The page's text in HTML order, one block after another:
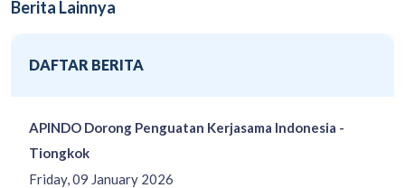
Berita Lainnya
DAFTAR BERITA
Friday, 09 January 2026
APINDO Dorong Penguatan Kerjasama Indonesia -
Tiongkok